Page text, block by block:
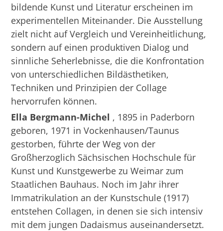
bildende Kunst und Literatur erscheinen im
experimentellen Miteinander. Die Ausstellung
zielt nicht auf Vergleich und Vereinheitlichung,
sondern auf einen produktiven Dialog und
sinnliche Seherlebnisse, die die Konfrontation
von unterschiedlichen Bildästhetiken,
Techniken und Prinzipien der Collage
hervorrufen können.
Ella Bergmann-Michel , 1895 in Paderborn
geboren, 1971 in Vockenhausen/Taunus
gestorben, führte der Weg von der
Großherzoglich Sächsischen Hochschule für
Kunst und Kunstgewerbe zu Weimar zum
Staatlichen Bauhaus. Noch im Jahr ihrer
Immatrikulation an der Kunstschule (1917)
entstehen Collagen, in denen sie sich intensiv
mit dem jungen Dadaismus auseinandersetzt.